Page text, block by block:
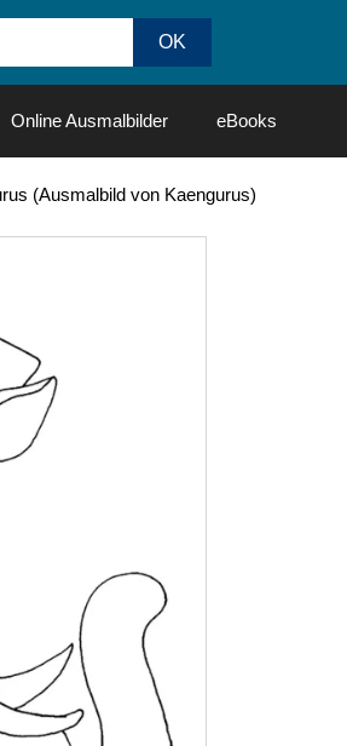
Online Ausmalbilder eBooks
(Ausmalbild von Kaengurus)